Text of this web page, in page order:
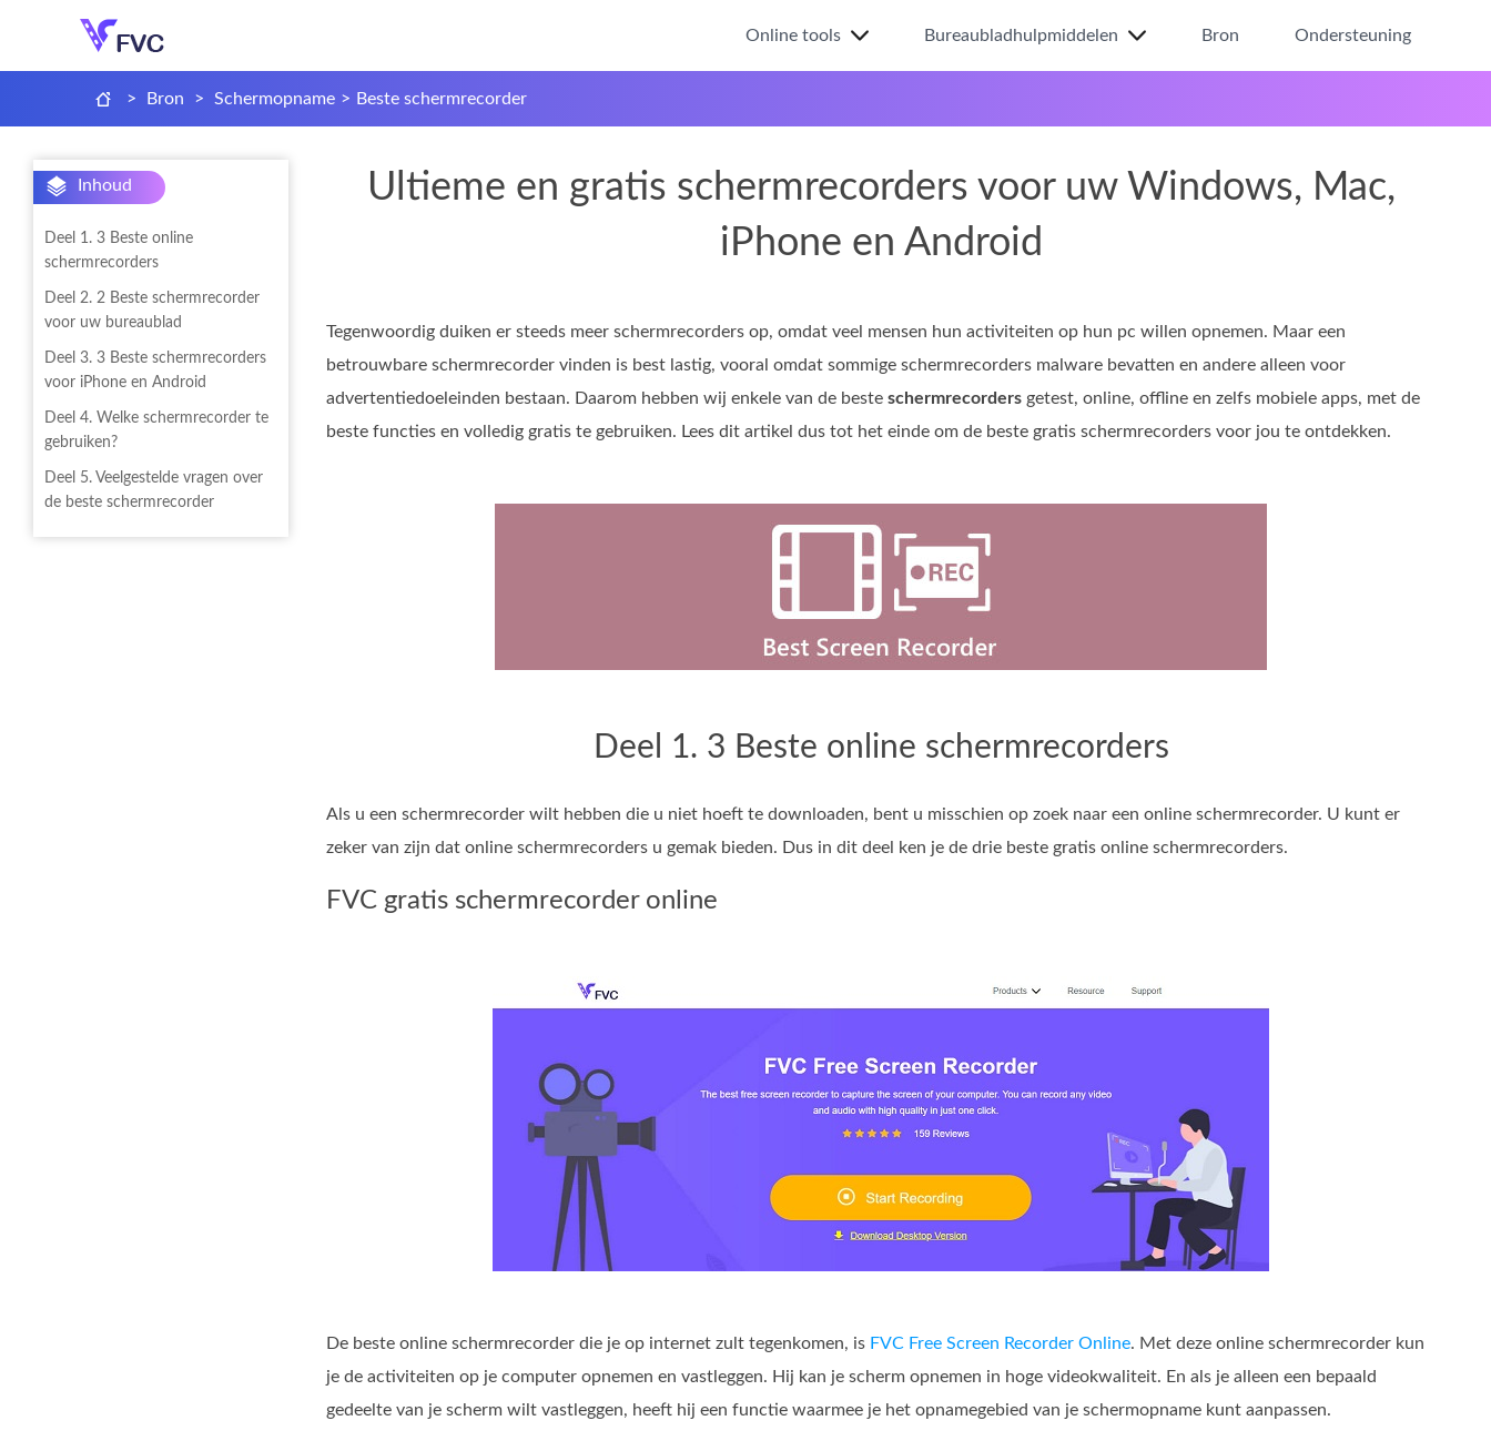
Online tools Bureaubladhulpmiddelen Bron Ondersteuning
> Bron > Schermopname > Beste schermrecorder
Inhoud
Deel 1. 3 Beste online
schermrecorders
Deel 2. 2 Beste schermrecorder
voor uw bureaublad
Deel 3. 3 Beste schermrecorders
voor iPhone en Android
Deel 4. Welke schermrecorder te
gebruiken?
Deel 5. Veelgestelde vragen over
de beste schermrecorder
Ultieme en gratis schermrecorders voor uw Windows, Mac,
iPhone en Android
Tegenwoordig duiken er steeds meer schermrecorders op, omdat veel mensen hun activiteiten op hun pc willen opnemen. Maar een
betrouwbare schermrecorder vinden is best lastig, vooral omdat sommige schermrecorders malware bevatten en andere alleen voor
advertentiedoeleinden bestaan. Daarom hebben wij enkele van de beste schermrecorders getest, online, offline en zelfs mobiele apps, met de
beste functies en volledig gratis te gebruiken. Lees dit artikel dus tot het einde om de beste gratis schermrecorders voor jou te ontdekken.
Deel 1. 3 Beste online schermrecorders
Als u een schermrecorder wilt hebben die u niet hoeft te downloaden, bent u misschien op zoek naar een online schermrecorder. U kunt er
zeker van zijn dat online schermrecorders u gemak bieden. Dus in dit deel ken je de drie beste gratis online schermrecorders.
FVC gratis schermrecorder online
De beste online schermrecorder die je op internet zult tegenkomen, is FVC Free Screen Recorder Online. Met deze online schermrecorder kun
je de activiteiten op je computer opnemen en vastleggen. Hij kan je scherm opnemen in hoge videokwaliteit. En als je alleen een bepaald
gedeelte van je scherm wilt vastleggen, heeft hij een functie waarmee je het opnamegebied van je schermopname kunt aanpassen.